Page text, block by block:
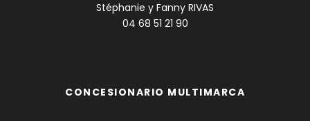
Stéphanie y Fanny RIVAS
04 68 51 21 90
CONCESIONARIO MULTIMARCA